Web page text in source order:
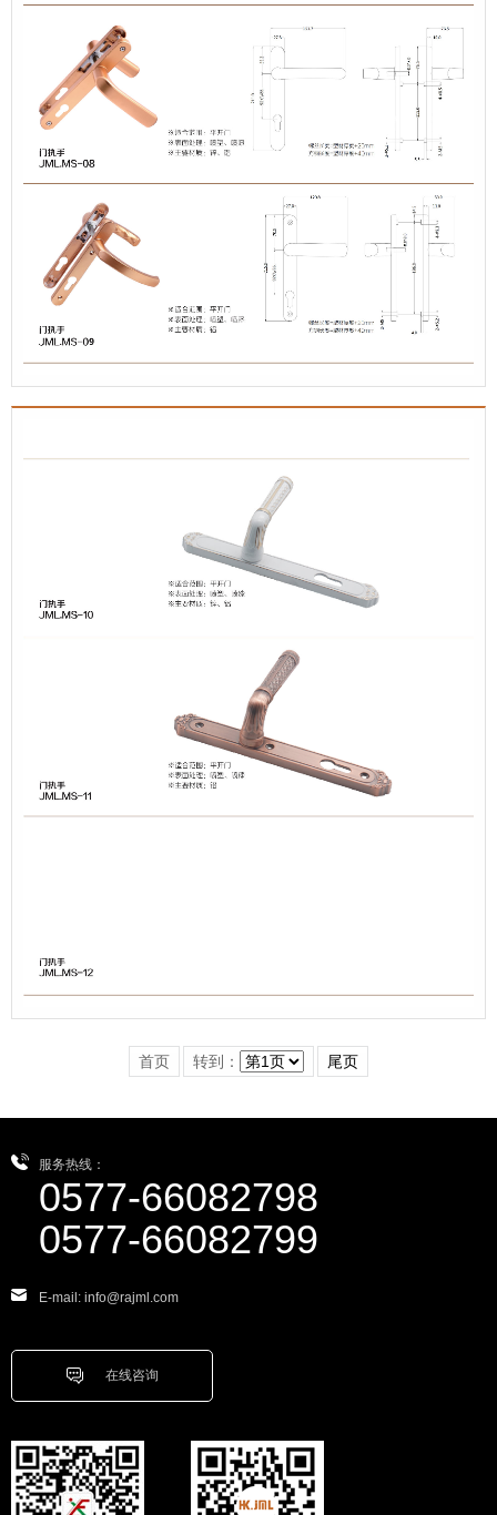
首页 转到： 尾页
服务热线：
0577-66082798
0577-66082799
E-mail: info@rajml.com
在线咨询